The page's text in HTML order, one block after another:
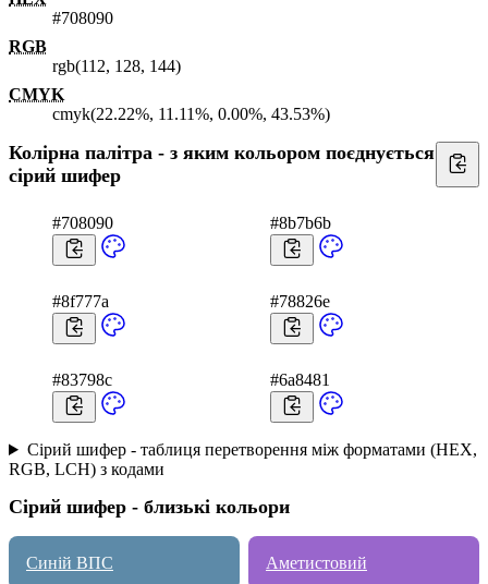
#708090
RGB
rgb(112, 128, 144)
CMYK
cmyk(22.22%, 11.11%, 0.00%, 43.53%)
Колірна палітра - з яким кольором поєднується
сірий шифер
#708090 #8b7b6b
#8f777a #78826e
#83798c #6a8481
Сірий шифер - таблиця перетворення між форматами (HEX,
RGB, LCH) з кодами
Сірий шифер - близькі кольори
Синій ВПС Аметистовий